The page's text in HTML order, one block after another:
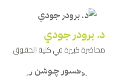
د. برودر جودي
محاضرة كبيرة في كلية الحقوق